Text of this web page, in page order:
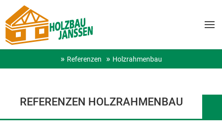
Referenzen Holzrahmenbau
REFERENZEN HOLZRAHMENBAU